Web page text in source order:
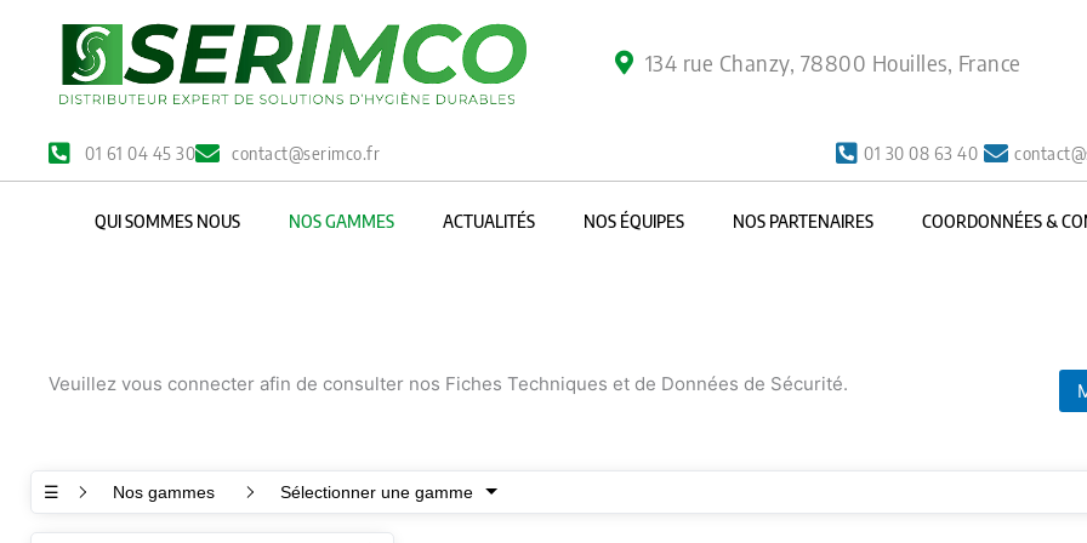
134 rue Chanzy, 78800 Houilles, France
01 61 04 45 30 contact@serimco.fr 01 30 08 63 40
QUI SOMMES NOUS NOS GAMMES ACTUALITÉS NOS ÉQUIPES NOS PARTENAIRES COORDONNÉES &
Veuillez vous connecter afin de consulter nos Fiches Techniques et de Données de Sécurité.
☰ Nos gammes Sélectionner une gamme